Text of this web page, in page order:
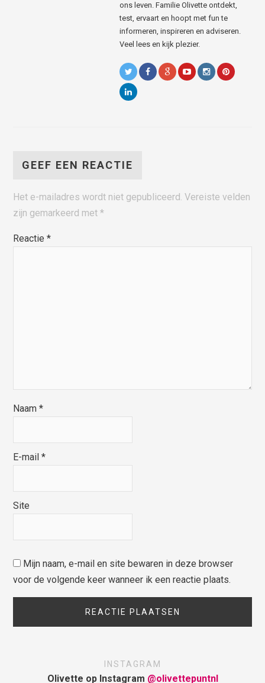
ons leven. Familie Olivette ontdekt,
test, ervaart en hoopt met fun te
informeren, inspireren en adviseren.
Veel lees en kijk plezier.
GEEF EEN REACTIE
Het e-mailadres wordt niet gepubliceerd. Vereiste velden
zijn gemarkeerd met*
Reactie*
Naam*
E-mail*
Site
Mijn naam, e-mail en site bewaren in deze browser
voor de volgende keer wanneer ik een reactie plaats.
INSTAGRAM
Olivette op Instagram @olivettepuntnl